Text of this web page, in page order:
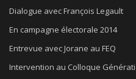
Dialogue avec François Legault
En campagne électorale 2014
Entrevue avec Jorane au FEQ
Intervention au Colloque